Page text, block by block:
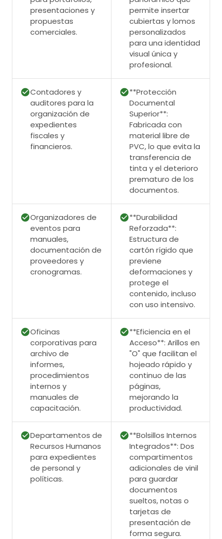
presentaciones y
propuestas
comerciales.
permite insertar
cubiertas y lomos
personalizados
para una identidad
visual única y
profesional.
Contadores y
auditores para la
organización de
expedientes
fiscales y
financieros.
**Protección
Documental
Superior**:
Fabricada con
material libre de
PVC, lo que evita la
transferencia de
tinta y el deterioro
prematuro de los
documentos.
Organizadores de
eventos para
manuales,
documentación de
proveedores y
cronogramas.
**Durabilidad
Reforzada**:
Estructura de
cartón rígido que
previene
deformaciones y
protege el
contenido, incluso
con uso intensivo.
Oficinas
corporativas para
archivo de
informes,
procedimientos
internos y
manuales de
capacitación.
**Eficiencia en el
Acceso**: Arillos en
"O" que facilitan el
hojeado rápido y
continuo de las
páginas,
mejorando la
productividad.
Departamentos de
Recursos Humanos
para expedientes
de personal y
políticas.
**Bolsillos Internos
Integrados**: Dos
compartimentos
adicionales de vinil
para guardar
documentos
sueltos, notas o
tarjetas de
presentación de
forma segura.